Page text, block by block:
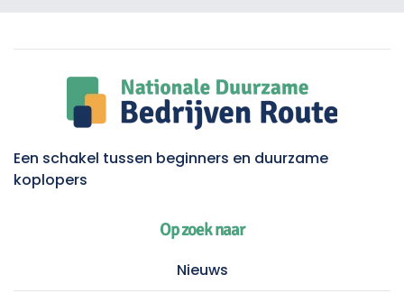
Een schakel tussen beginners en duurzame
koplopers
Op zoek naar
Nieuws